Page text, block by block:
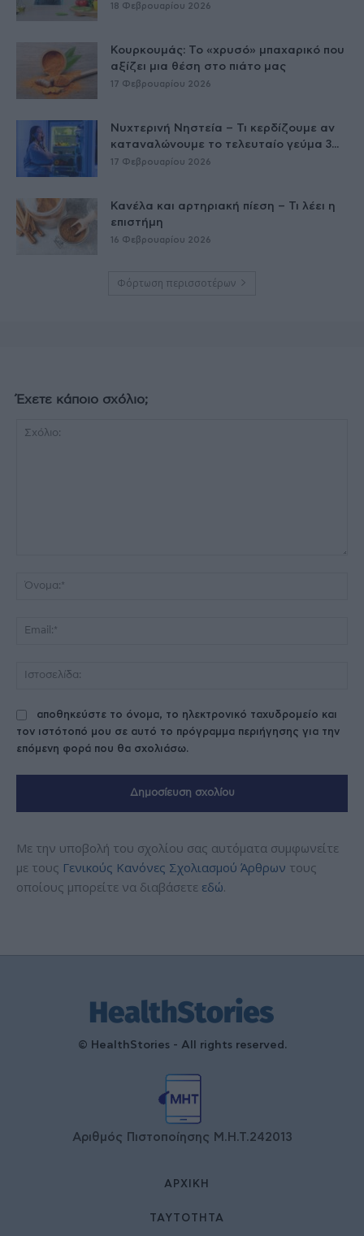
18 Φεβρουαρίου 2026
Κουρκουμάς: Το «χρυσό» μπαχαρικό που
αξίζει μια θέση στο πιάτο μας
17 Φεβρουαρίου 2026
Νυχτερινή Νηστεία – Τι κερδίζουμε αν
καταναλώνουμε το τελευταίο γεύμα 3...
17 Φεβρουαρίου 2026
Κανέλα και αρτηριακή πίεση – Τι λέει η
επιστήμη
16 Φεβρουαρίου 2026
Φόρτωση περισσοτέρων
Έχετε κάποιο σχόλιο;
αποθηκεύστε το όνομα, το ηλεκτρονικό ταχυδρομείο και
τον ιστότοπό μου σε αυτό το πρόγραμμα περιήγησης για την
επόμενη φορά που θα σχολιάσω.
Με την υποβολή του σχολίου σας αυτόματα συμφωνείτε
με τους Γενικούς Κανόνες Σχολιασμού Άρθρων τους
οποίους μπορείτε να διαβάσετε εδώ.
© HealthStories - All rights reserved.
Αριθμός Πιστοποίησης Μ.Η.Τ.242013
ΑΡΧΙΚΉ
ΤΑΥΤΌΤΗΤΑ